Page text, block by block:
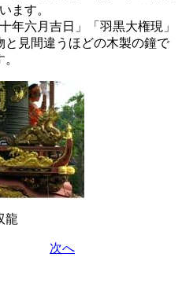
ます。
年六月吉日」「羽黒大権現」
と見間違うほどの木製の鐘で
。
龍
次へ